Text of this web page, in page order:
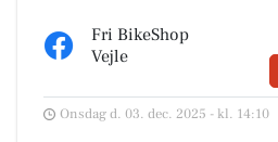
Fri BikeShop
Vejle
Onsdag d. 03. dec. 2025 - kl. 14:10